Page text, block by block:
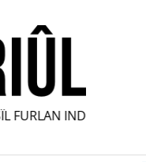
INDIPENDENT •